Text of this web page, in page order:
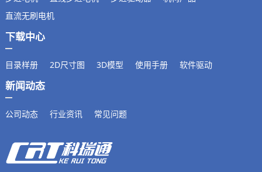
直流无刷电机
下载中心
目录样册 2D尺寸图 3D模型 使用手册 软件驱动
新闻动态
公司动态 行业资讯 常见问题